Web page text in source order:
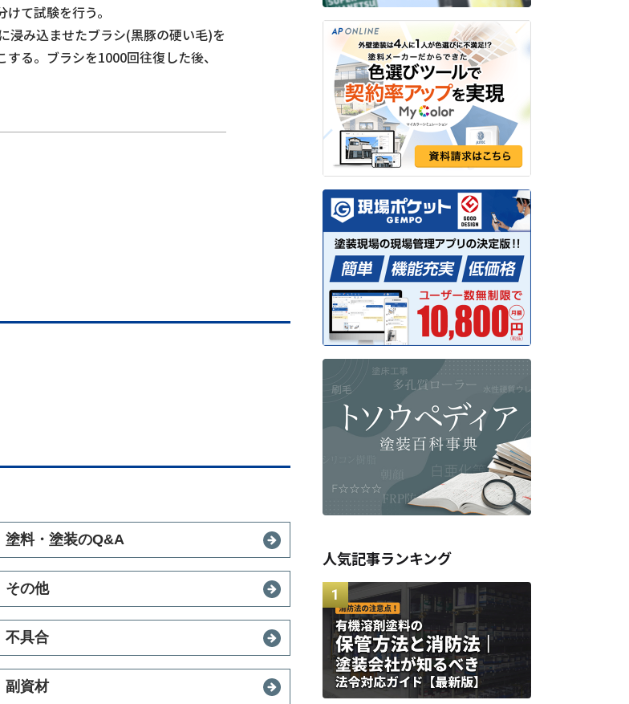
て試験を行う。
浸み込ませたブラシ(黒豚の硬い毛)を
る。ブラシを1000回往復した後、
塗料・塗装のQ&A
その他
不具合
副資材
人気記事ランキング